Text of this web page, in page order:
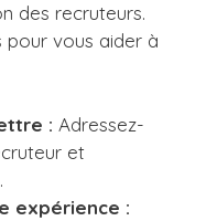
des recruteurs.
pour vous aider à
: Adressez-
et
expérience :